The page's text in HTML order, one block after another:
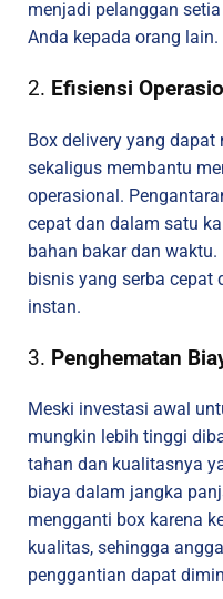
menjadi pelanggan
Anda kepada orang lain.
2. Efisiensi
Box delivery yang
sekaligus membantu
operasional.
cepat dan dalam satu
bahan bakar dan
bisnis yang serba cepat
instan.
3. Penghematan
Meski investasi awal
mungkin lebih tinggi
tahan dan kualitasnya
biaya dalam jangka
mengganti box karena
kualitas, sehingga
penggantian dapat